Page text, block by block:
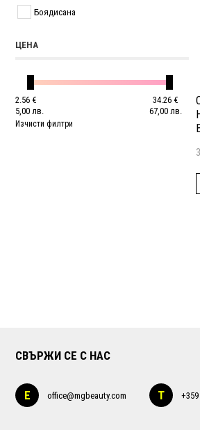
Боядисана
ЦЕНА
2.56 €
5,00 лв.
34.26 €
67,00 лв.
Изчисти филтри
СВЪРЖИ СЕ С НАС
E office@mgbeauty.com T